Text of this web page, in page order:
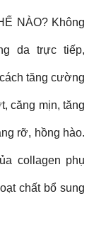
NÀO? Không
da trực tiếp,
tăng cường
căng mịn, tăng
rỡ, hồng hào.
collagen phụ
chất bổ sung